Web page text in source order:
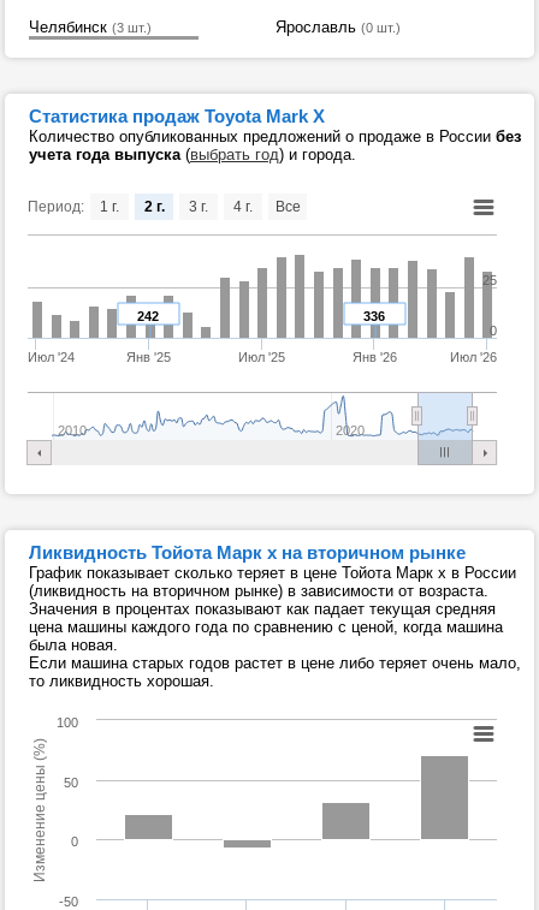
Челябинск (3 шт.) Ярославль (0 шт.)
Статистика продаж Toyota Mark X
Количество опубликованных предложений о продаже в России без
учета года выпуска(выбрать год) и города.
Период:
336
242
Июл '24 Янв '25 Июл '25 Янв '26 Июл '26
2010 2020
0
25
1 г. 2 г. 3 г. 4 г. Все
Ликвидность Тойота Марк х на вторичном рынке
График показывает сколько теряет в цене Тойота Марк х в России
(ликвидность на вторичном рынке) в зависимости от возраста.
Значения в процентах показывают как падает текущая средняя
цена машины каждого года по сравнению с ценой, когда машина
была новая.
Если машина старых годов растет в цене либо теряет очень мало,
то ликвидность хорошая.
Изменение цены (%) 0
50
-50
100